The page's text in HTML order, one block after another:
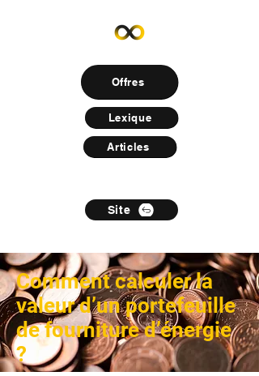
Offres
Lexique
Articles
Site
Comment calculer la
valeur d’un portefeuille
de fourniture d’énergie
?